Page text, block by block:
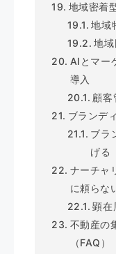
地域密着
地域
地
AIとマー
導入
顧客
ブランデ
ブラ
げる
ナーチャ
に頼らな
顕在
不動産の
（FAQ）